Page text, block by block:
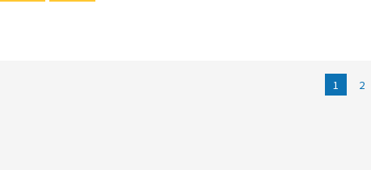
1 2